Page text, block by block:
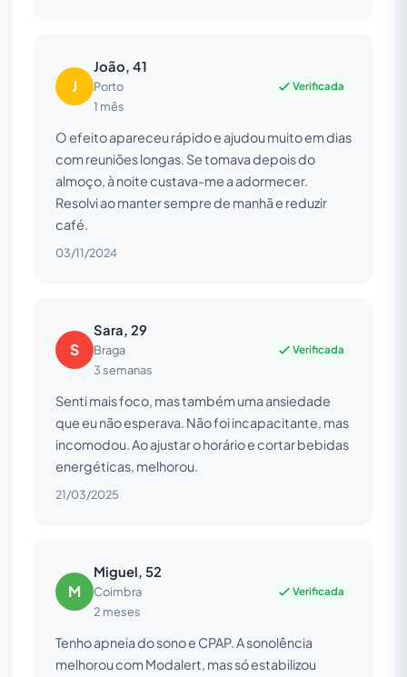
J
João, 41
Porto
1 mês
Verificada
O efeito apareceu rápido e ajudou muito em dias
com reuniões longas. Se tomava depois do
almoço, à noite custava-me a adormecer.
Resolvi ao manter sempre de manhã e reduzir
café.
03/11/2024
S
Sara, 29
Braga
3 semanas
Verificada
Senti mais foco, mas também uma ansiedade
que eu não esperava. Não foi incapacitante, mas
incomodou. Ao ajustar o horário e cortar bebidas
energéticas, melhorou.
21/03/2025
M
Miguel, 52
Coimbra
2 meses
Verificada
Tenho apneia do sono e CPAP. A sonolência
melhorou com Modalert, mas só estabilizou